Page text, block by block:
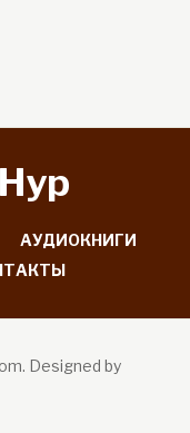
АУДИОКНИГИ
Designed by